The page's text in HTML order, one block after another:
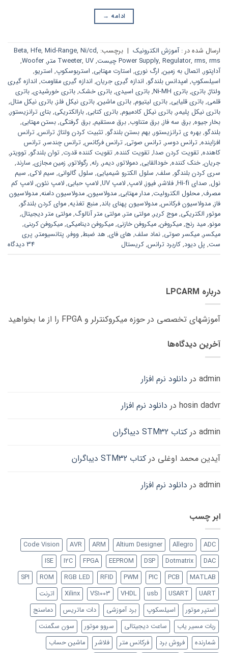
ادامه →
ارسال شده در :آموزش الکترونیک | برچسب: Beta, Hfe, Mid-Range, Ni/cd,
Power Supply, Regulator, rms, rms چیست ,
Tweeter, UV متر ,
Woofer
,
آداپتور, اتصال به زمین, ارگ نوری, استارت مهتابی, استربوسکوپ, استریو,
اسیلسکوپ, امپدانس بلندگو, اندازه گیری جریان, اندازه گیری مقاومت, اندازه گیری
ولتاژ, باتری, باتری Ni-MH , باتری اسیدی, باتری خشک, باتری خورشیدی, باتری
قلمی, باتری قلیایی, باتری لیتیوم, باتری ماشین, باتری نیکل فلز, باتری نیکل متال,
باتری نیکل پلیمر, باتری نیکل کادمیوم, باتری کتابی, بارالکتریکی, بتای ترانزیستور,
بخار جیوه, برق سه فاز, برق متناوب, برق مستقیم, برق گرفتگی, بستن مهتابی,
بلندگو, بهره ی ترانزیستور, بهم بستن بلندگو, تثبیت کردن ولتاژ, ترانس, ترانس
افزاینده, ترانس دوسر, ترانس صوتی, ترانس فرکانس, ترانس چندسر, ترانس
کاهنده, تقویت کردن صدا, تقویت کننده, تقویت کننده قدرت, توان بلندگو, توویتر,
جریان, خنک کننده, خودالقایی, دمولاتور, دیمر, رله, رگولاتور, زمین مجازی, سارند,
سری کردن بلندگو, سلف, سلول الکترو شیمیایی, سلول گالوانی, سیم لاکی, سیم
نول, صدای Hi-fi , فلاشر, فیوز, لامپ, لامپ UV , لامپ حبابی, لامپ نئون, لامپ کم
مصرف, محلول الکترولیت, مدار مهتابی, مدولاسیون, مدولاسیون دامنه, مدولاسیون
فاز, مدولاسیون فرکانس, مدولاسیون پهنای باند, منبع تغذیه, موای کردن بلندگو,
موتور الکتریکی, موج کریر, مولتی متر, مولتی متر آنالوگ, مولتی متر دیجیتال,
مونو, مید رنج, میکروفن, میکروفن خازنی, میکروفن دینامیکی, میکروفن کربنی,
میکسر, میکسر صوتی, نماد سلف, های فای, هد ضبط, ووفر, پتانسیومتر, پری
ست, پل دیود, کاربرد ترانس, کریستال 34 دیدگاه
درباره LPCARM
آموزشهای تخصصی در حوزه میکروکنترلر و FPGA را از ما بخواهید
آخرین دیدگاه‌ها
admin در دانلود نرم افزار
hosin dadvr در دانلود نرم افزار
admin در کتاب STM32 دیباگران
آیدین محمد اوغلی در کتاب STM32 دیباگران
admin در دانلود نرم افزار
ابر چسب
ADC
Allegro
Altium Designer
ARM
AVR
Code Vision
DAC
Dotmatrix
DSP
EEPROM
FPGA
I2C
ISE
MATLAB
PCB
PIC
PWM
RFID
RGB LED
ROM
SPI
UART
USART
usb
VHDL
VS1003
Xilinx
اترنت
استپر موتور
اسیلسکوپ برد آموزشی دات ماتریس
دماسنج
ربات مسیر یاب
ساعت دیجیتالی سروو موتور
سون سگمنت
شمارنده
فروش برد فرکانس متر فلاشر
ماشین حساب